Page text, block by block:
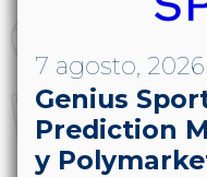
7 agosto, 2026
Genius
Prediction
y